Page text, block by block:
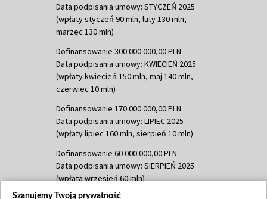
Data podpisania umowy: STYCZEŃ 2025
(wpłaty styczeń 90 mln, luty 130 mln,
marzec 130 mln)
Dofinansowanie 300 000 000,00 PLN
Data podpisania umowy: KWIECIEŃ 2025
(wpłaty kwiecień 150 mln, maj 140 mln,
czerwiec 10 mln)
Dofinansowanie 170 000 000,00 PLN
Data podpisania umowy: LIPIEC 2025
(wpłaty lipiec 160 mln, sierpień 10 mln)
Dofinansowanie 60 000 000,00 PLN
Data podpisania umowy: SIERPIEŃ 2025
(wpłata wrzesień 60 mln)
Szanujemy Twoją prywatność